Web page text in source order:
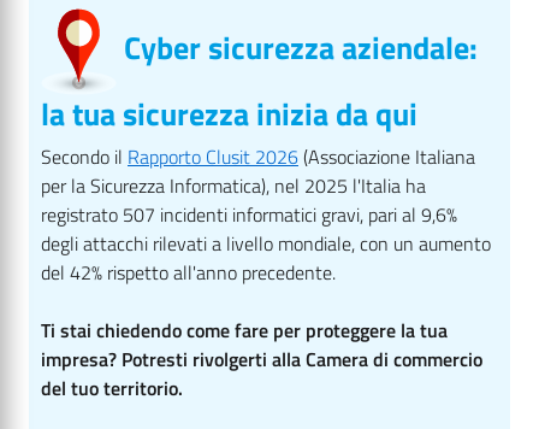
Cyber sicurezza aziendale:
la tua sicurezza inizia da qui
Secondo il Rapporto Clusit 2026(Associazione Italiana
per la Sicurezza Informatica), nel 2025 l'Italia ha
registrato 507 incidenti informatici gravi, pari al 9,6%
degli attacchi rilevati a livello mondiale, con un aumento
del 42% rispetto all'anno precedente.
Ti stai chiedendo come fare per proteggere la tua
impresa? Potresti rivolgerti alla Camera di commercio
del tuo territorio.